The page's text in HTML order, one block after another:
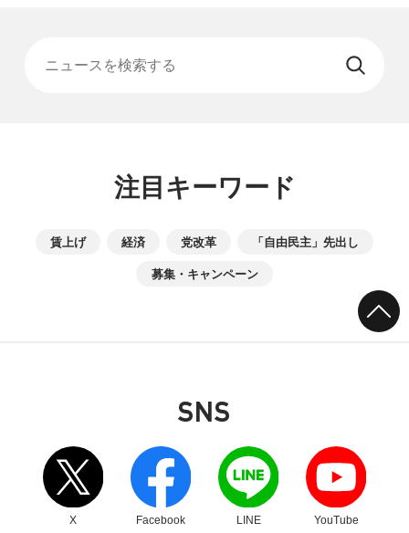
注目キーワード
賃上げ 経済 党改革 「自由民主」先出し
募集・キャンペーン
SNS
X
別ウィンドウリンク
Facebook
別ウィンドウリンク
LINE
別ウィンドウリンク
YouTube
別ウィンドウリンク